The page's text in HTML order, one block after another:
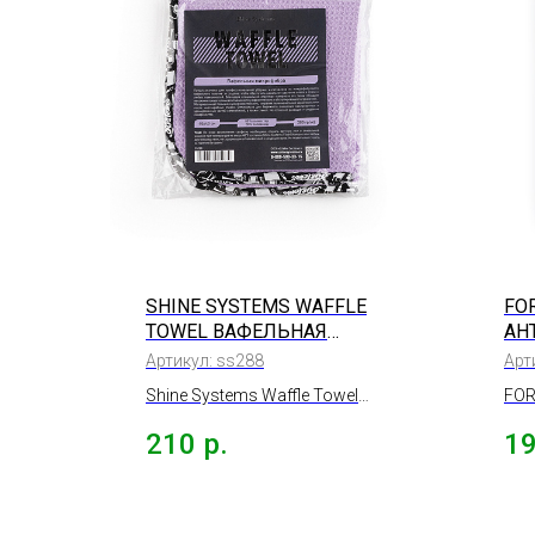
SHINE SYSTEMS WAFFLE
TOWEL ВАФЕЛЬНАЯ
МИКРОФИБРА, 40*40СМ
Артикул: ss288
Shine Systems Waffle Towel
40*40см
210 р.